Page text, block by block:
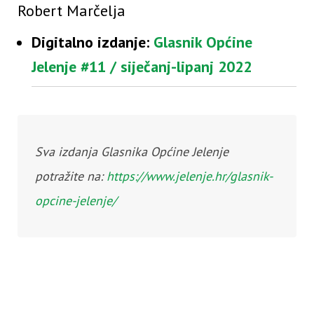
Robert Marčelja
Digitalno izdanje: Glasnik Općine
Jelenje #11 / siječanj-lipanj 2022
Sva izdanja Glasnika Općine Jelenje
potražite na:https://www.jelenje.hr/glasnik-
opcine-jelenje/